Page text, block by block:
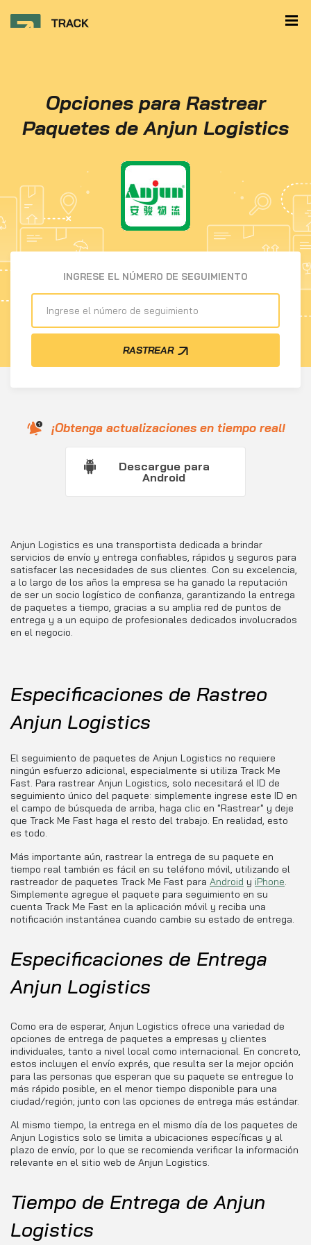
Opciones para Rastrear
Paquetes de Anjun Logistics
INGRESE EL NÚMERO DE SEGUIMIENTO
RASTREAR
¡Obtenga actualizaciones en tiempo real!
Descargue para
Android
Anjun Logistics es una transportista dedicada a brindar
servicios de envío y entrega confiables, rápidos y seguros para
satisfacer las necesidades de sus clientes. Con su excelencia,
a lo largo de los años la empresa se ha ganado la reputación
de ser un socio logístico de confianza, garantizando la entrega
de paquetes a tiempo, gracias a su amplia red de puntos de
entrega y a un equipo de profesionales dedicados involucrados
en el negocio.
Especificaciones de Rastreo
Anjun Logistics
El seguimiento de paquetes de Anjun Logistics no requiere
ningún esfuerzo adicional, especialmente si utiliza Track Me
Fast. Para rastrear Anjun Logistics, solo necesitará el ID de
seguimiento único del paquete: simplemente ingrese este ID en
el campo de búsqueda de arriba, haga clic en "Rastrear" y deje
que Track Me Fast haga el resto del trabajo. En realidad, esto
es todo.
Más importante aún, rastrear la entrega de su paquete en
tiempo real también es fácil en su teléfono móvil, utilizando el
rastreador de paquetes Track Me Fast para Android y iPhone.
Simplemente agregue el paquete para seguimiento en su
cuenta Track Me Fast en la aplicación móvil y reciba una
notificación instantánea cuando cambie su estado de entrega.
Especificaciones de Entrega
Anjun Logistics
Como era de esperar, Anjun Logistics ofrece una variedad de
opciones de entrega de paquetes a empresas y clientes
individuales, tanto a nivel local como internacional. En concreto,
estos incluyen el envío exprés, que resulta ser la mejor opción
para las personas que esperan que su paquete se entregue lo
más rápido posible, en el menor tiempo disponible para una
ciudad/región; junto con las opciones de entrega más estándar.
Al mismo tiempo, la entrega en el mismo día de los paquetes de
Anjun Logistics solo se limita a ubicaciones específicas y al
plazo de envío, por lo que se recomienda verificar la información
relevante en el sitio web de Anjun Logistics.
Tiempo de Entrega de Anjun
Logistics